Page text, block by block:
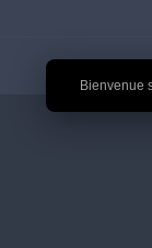
🎉